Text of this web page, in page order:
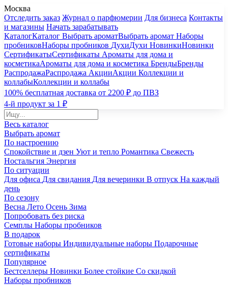
Москва
Отследить заказ Журнал о парфюмерии Для бизнеса Контакты
и магазины Начать зарабатывать
КаталогКаталог Выбрать ароматВыбрать аромат Наборы
пробниковНаборы пробников ДухиДухи НовинкиНовинки
СертификатыСертификаты Ароматы для дома и
косметикаАроматы для дома и косметика БрендыБренды
РаспродажаРаспродажа АкцииАкции Коллекции и
коллабыКоллекции и коллабы
100% бесплатная доставка от 2200 ₽ до ПВЗ
4-й продукт за 1 ₽
Весь каталог
Выбрать аромат
По настроению
Спокойствие и дзен Уют и тепло Романтика Свежесть
Ностальгия Энергия
По ситуации
Для офиса Для свидания Для вечеринки В отпуск На каждый
день
По сезону
Весна Лето Осень Зима
Попробовать без риска
Семплы Наборы пробников
В подарок
Готовые наборы Индивидуальные наборы Подарочные
сертификаты
Популярное
Бестселлеры Новинки Более стойкие Со скидкой
Наборы пробников